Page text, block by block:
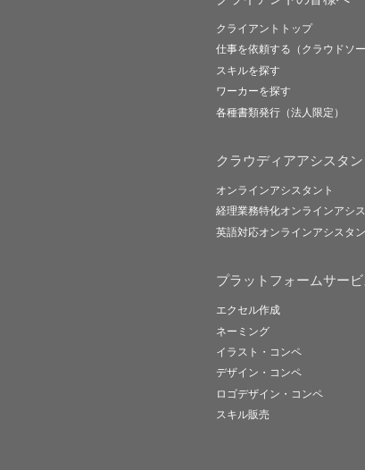
クライアントトップ
仕事を依頼する（クラウドソー
スキルを探す
ワーカーを探す
各種書類発行（法人限定）
クラウディアアシスタン
オンラインアシスタント
経理業務特化オンラインアシ
英語対応オンラインアシスタ
プラットフォームサービ
エクセル作成
ネーミング
イラスト・コンペ
デザイン・コンペ
ロゴデザイン・コンペ
スキル販売